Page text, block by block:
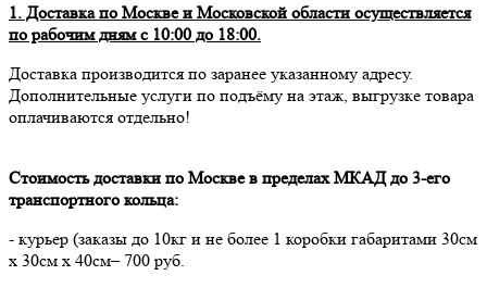
1. Доставка по Москве и Московской области осуществляется
по рабочим дням с 10:00 до 18:00.
Доставка производится по заранее указанному адресу.
Дополнительные услуги по подъёму на этаж, выгрузке товара
оплачиваются отдельно!
Стоимость доставки по Москве в пределах МКАД до 3-его
транспортного кольца:
- курьер (заказы до 10кг и не более 1 коробки габаритами 30см
х 30см х 40см– 700 руб.